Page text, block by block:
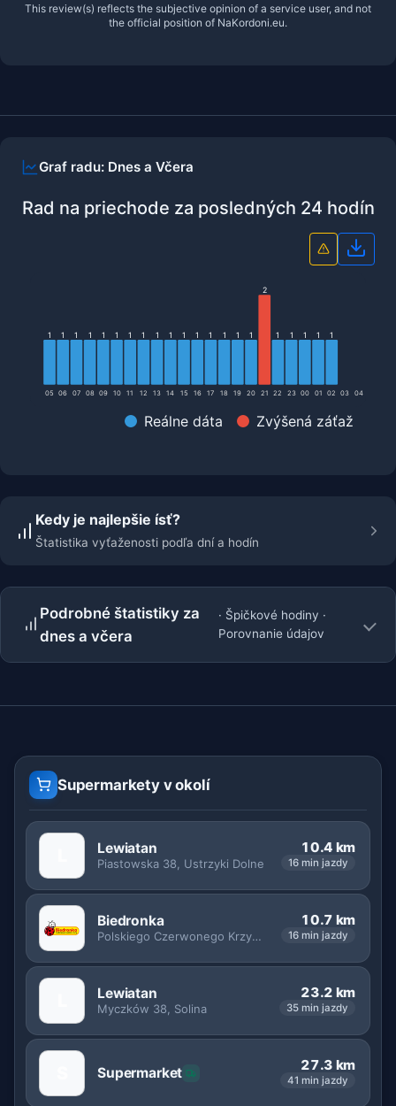
Graf radu: Dnes a Včera
Rad na priechode za posledných 24 hodín
1
05
1
06
1
07
1
08
1
09
1
10
1
11
1
12
1
13
1
14
1
15
1
16
1
17
1
18
1
19
1
20
2
21
1
22
1
23
1
00
1
01
1
02 03 04
Reálne dáta Zvýšená záťaž
Kedy je najlepšie ísť?
Štatistika vyťaženosti podľa dní a hodín
Podrobné štatistiky za
dnes a včera
· Špičkové hodiny ·
Porovnanie údajov
Supermarkety v okolí
Lewiatan
Piastowska 38, Ustrzyki Dolne
10.4 km
16 min jazdy
Biedronka
Polskiego Czerwonego Krzyża 19, Ustrzyki Dolne
10.7 km
16 min jazdy
Lewiatan
Myczków 38, Solina
23.2 km
35 min jazdy
Supermarket 27.3 km
41 min jazdy
This review(s) reflects the subjective opinion of a service user, and not
the official position of NaKordoni.eu.